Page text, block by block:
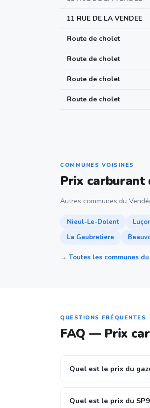
11 RUE DE LA VENDEE
Route de cholet
Route de cholet
Route de cholet
Route de cholet
COMMUNES VOISINES
Prix carburant
Autres communes du
Nieul-Le-Dolent
La Gaubretiere
→ Toutes les communes
QUESTIONS FRÉQUENTES
FAQ — Prix
Quel est le prix du
Quel est le prix du